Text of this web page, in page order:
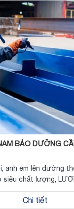
BẢO DƯỠNG
anh em lên đường
chất lượng,
23,4…
Chi tiết